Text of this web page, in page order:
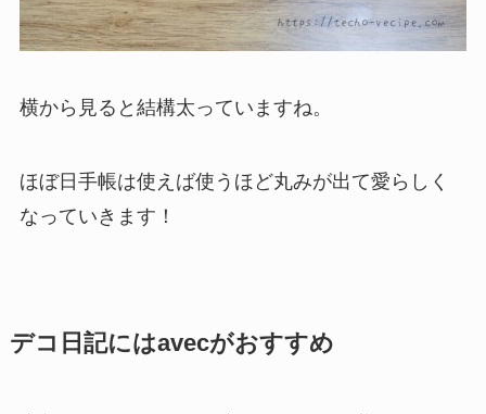
横から見ると結構太っていますね。
ほぼ日手帳は使えば使うほど丸みが出て愛らしく
なっていきます！
デコ日記にはavecがおすすめ